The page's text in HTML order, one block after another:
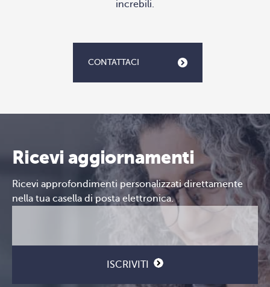
increbili.
CONTATTACI
Ricevi aggiornamenti
Ricevi approfondimenti personalizzati direttamente
nella tua casella di posta elettronica.
ISCRIVITI